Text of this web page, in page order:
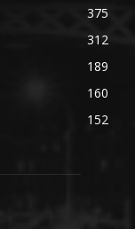
375
312
189
160
152